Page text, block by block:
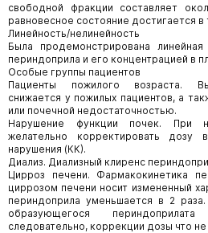
свободной фракции составляет
равновесное состояние достигается в
Линейность/нелинейность
Была продемонстрирована
периндоприла и его концентрацией в
Особые группы пациентов
Пациенты пожилого возраста.
снижается у пожилых пациентов, а
или почечной недостаточностью.
Нарушение функции почек. При
желательно корректировать дозу
нарушения (КК).
Диализ. Диализный клиренс
Цирроз печени. Фармакокинетика
циррозом печени носит измененный
периндоприла уменьшается в 2
образующегося
следовательно, коррекции дозы что